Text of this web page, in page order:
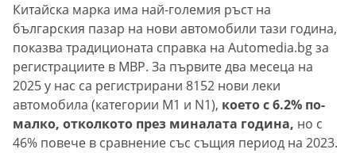
Китайска марка има най-големия ръст на
българския пазар на нови автомобили тази година,
показва традиционата справка на Automedia.bg за
регистрациите в МВР. За първите два месеца на
2025 у нас са регистрирани 8152 нови леки
автомобила (категории M1 и N1), което с 6.2% по-
малко, отколкото през миналата година, но с
46% повече в сравнение със същия период на 2023.